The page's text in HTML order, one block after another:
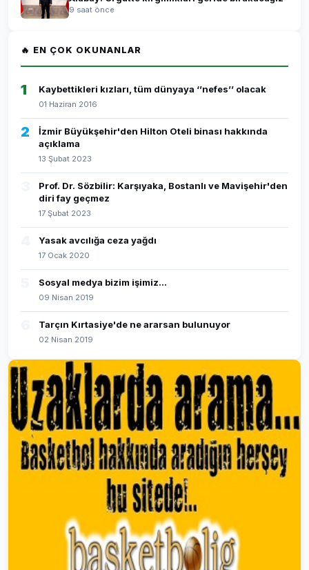
9 saat önce
🔥 EN ÇOK OKUNANLAR
1 Kaybettikleri kızları, tüm dünyaya ‘’nefes’’ olacak
01 Haziran 2016
2
İzmir Büyükşehir'den Hilton Oteli binası hakkında
açıklama
13 Şubat 2023
Prof. Dr. Sözbilir: Karşıyaka, Bostanlı ve Mavişehir'den
diri fay geçmez
17 Şubat 2023
Yasak avcılığa ceza yağdı
17 Ocak 2020
Sosyal medya bizim işimiz...
09 Nisan 2019
Tarçın Kırtasiye'de ne ararsan bulunuyor
02 Nisan 2019